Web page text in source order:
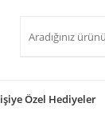
Özel Hediyeler